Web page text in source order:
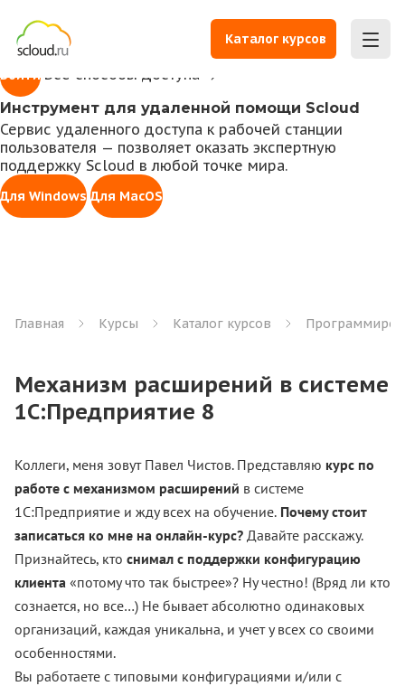
Доступ к личному кабинету для работы с 1С,
управления правами, оплаты счетов и заказа услуг
Войти Все способы доступа
Инструмент для удаленной помощи Scloud
Сервис удаленного доступа к рабочей станции
пользователя — позволяет оказать экспертную
поддержку Scloud в любой точке мира.
Для Windows Для MacOS
Каталог курсов
Главная Курсы Каталог курсов
Механизм расширений в системе
1С:Предприятие 8
Коллеги, меня зовут Павел Чистов. Представляю курс по
работе с механизмом расширений в системе
1С:Предприятие и жду всех на обучение. Почему стоит
записаться ко мне на онлайн-курс? Давайте расскажу.
Признайтесь, кто снимал с поддержки конфигурацию
клиента «потому что так быстрее»? Ну честно! (Вряд ли кто
сознается, но все…) Не бывает абсолютно одинаковых
организаций, каждая уникальна, и учет у всех со своими
особенностями.
Вы работаете с типовыми конфигурациями и/или с